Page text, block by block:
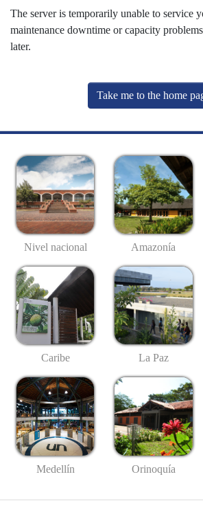
The server is temporarily unable to service
maintenance downtime or capacity
later.
Take me to the home
Nivel nacional Amazonía
Caribe La Paz
Medellín Orinoquía